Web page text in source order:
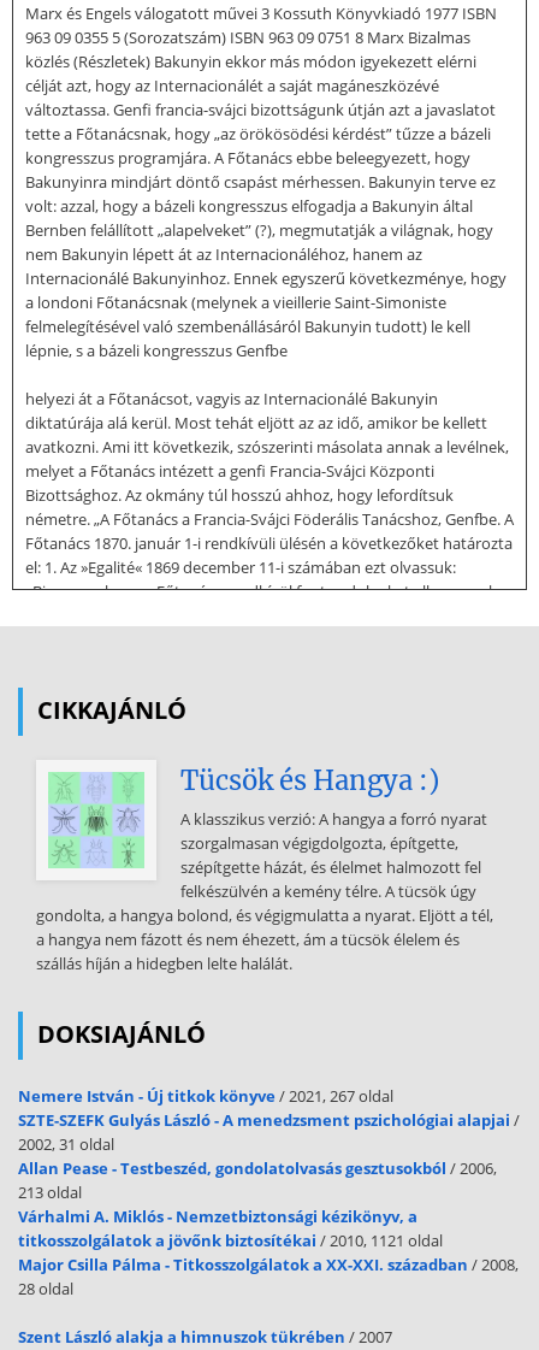
Marx és Engels válogatott művei 3 Kossuth Könyvkiadó 1977 ISBN
963 09 0355 5 (Sorozatszám) ISBN 963 09 0751 8 Marx Bizalmas
közlés (Részletek) Bakunyin ekkor más módon igyekezett elérni
célját azt, hogy az Internacionálét a saját magáneszközévé
változtassa. Genfi francia-svájci bizottságunk útján azt a javaslatot
tette a Főtanácsnak, hogy „az örökösödési kérdést” tűzze a bázeli
kongresszus programjára. A Főtanács ebbe beleegyezett, hogy
Bakunyinra mindjárt döntő csapást mérhessen. Bakunyin terve ez
volt: azzal, hogy a bázeli kongresszus elfogadja a Bakunyin által
Bernben felállított „alapelveket” (?), megmutatják a világnak, hogy
nem Bakunyin lépett át az Internacionáléhoz, hanem az
Internacionálé Bakunyinhoz. Ennek egyszerű következménye, hogy
a londoni Főtanácsnak (melynek a vieillerie Saint-Simoniste
felmelegítésével való szembenállásáról Bakunyin tudott) le kell
lépnie, s a bázeli kongresszus Genfbe
helyezi át a Főtanácsot, vagyis az Internacionálé Bakunyin
diktatúrája alá kerül. Most tehát eljött az az idő, amikor be kellett
avatkozni. Ami itt következik, szószerinti másolata annak a levélnek,
melyet a Főtanács intézett a genfi Francia-Svájci Központi
Bizottsághoz. Az okmány túl hosszú ahhoz, hogy lefordítsuk
németre. „A Főtanács a Francia-Svájci Föderális Tanácshoz, Genfbe. A
Főtanács 1870. január 1-i rendkívüli ülésén a következőket határozta
el: 1. Az »Egalité« 1869 december 11-i számában ezt olvassuk:
»Bizonyos, hogy a Főtanács rendkívül fontos dolgokat elhanyagol.
Kérdéseink később következnek majd« »Várva« stb A Főtanács sem
szervezeti szabályzat, sem az ügyviteli szabályzat egyetlen olyan
cikkét sem ismeri, amely arra kötelezné, hogy levelezésbe vagy
polémiába bocsátkozzék az »Egalité«-vel, vagy bárminemű újság
»kérdéseire« »válaszoljon«. Francia-Svájc szekcióit a Főtanácsnál
csakis a Francia-Svájci Föderális Tanács képviseli. Ha a Föderális
Tanács kérdésekkel vagy szemrehányásokkal fordul hozzánk,
mégpedig az egyetlen jogszerű úton, vagyis titkára útján, a Főtanács
mindenkor kész lesz a válaszra. De a Francia-Svájci Föderális
Tanácsnak nincsen joga ahhoz, hogy lemondjon funkcióiról az
ezeknek az újságoknak funkciói bitorlását. Általánosságban szólva, a
Főtanácsnak a nemzeti és a helyi bizottságokkal való levelezését
okozna a Szövetség általános érdekének.” 1870. március 28 előtt
Marx és Engels Művei. 16 köt 1964. 399400, 401 old Engels Bevezetés
A „Polgárháború Franciaországban” 1891-es kiadáshoz Az a
felszólítás, hogy a Nemzetközi Főtanácsnak a „Polgárháború
Franciaországban” című üzenetét újból kiadjam és bevezetéssel
lássam el, váratlanul ért. Ezért itt csak röviden a leglényegesebb
pontokat érinthetem A fenti hosszabb munkához elöljáróban
csatolom a Főtanács két rövidebb üzenetét a németfrancia
történik a másodikra, amely viszont az első nélkül nem érthető
CIKKAJÁNLÓ
Tücsök és Hangya :)
A klasszikus verzió:A hangya a forró nyarat
szorgalmasan végigdolgozta, építgette,
szépítgette házát, és élelmet halmozott fel
felkészülvén a kemény télre. A tücsök úgy
gondolta, a hangya bolond, és végigmulatta a nyarat. Eljött a tél,
a hangya nem fázott és nem éhezett, ám a tücsök élelem és
szállás híján a hidegben lelte halálát.
DOKSIAJÁNLÓ
Nemere István - Új titkok könyve/ 2021, 267 oldal
SZTE-SZEFK Gulyás László - A menedzsment pszichológiai alapjai /
2002, 31 oldal
Allan Pease - Testbeszéd, gondolatolvasás gesztusokból / 2006,
213 oldal
Várhalmi A. Miklós - Nemzetbiztonsági kézikönyv, a
titkosszolgálatok a jövőnk biztosítékai / 2010, 1121 oldal
Major Csilla Pálma - Titkosszolgálatok a XX-XXI. században / 2008,
28 oldal
Szent László alakja a himnuszok tükrében / 2007